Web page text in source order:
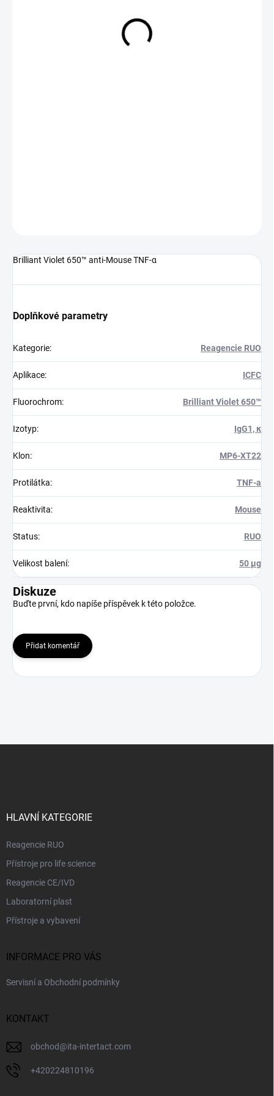
Brilliant Violet 650™ anti-Mouse TNF-α
Doplňkové parametry
Kategorie: Reagencie RUO
Aplikace: ICFC
Fluorochrom: Brilliant Violet 650™
Izotyp: IgG1, κ
Klon: MP6-XT22
Protilátka: TNF-a
Reaktivita: Mouse
Status: RUO
Velikost balení: 50 μg
Diskuze
Buďte první, kdo napíše příspěvek k této položce.
Přidat komentář
HLAVNÍ KATEGORIE
Reagencie RUO
Přístroje pro life science
Reagencie CE/IVD
Laboratorní plast
Přístroje a vybavení
INFORMACE PRO VÁS
Servisní a Obchodní podmínky
KONTAKT
obchod@ita-intertact.com
+420224810196